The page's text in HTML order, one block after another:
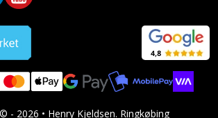
- 2026 • Henry Kjeldsen. Ringkøbing